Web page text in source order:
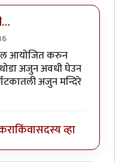
आयोजित करुन
अजुन अवधी घेउन
अजुन मन्दिरे
किंवासदस्य व्हा